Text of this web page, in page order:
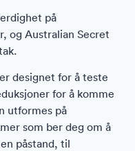
på
og Australian Secret
designet for å teste
for å komme
utformes på
som ber deg om å
påstand, til